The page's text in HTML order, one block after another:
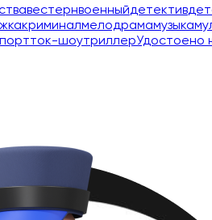
вестернвоенныйдетектив
криминалмелодрамамузыка
ток-шоутриллерУдостоено